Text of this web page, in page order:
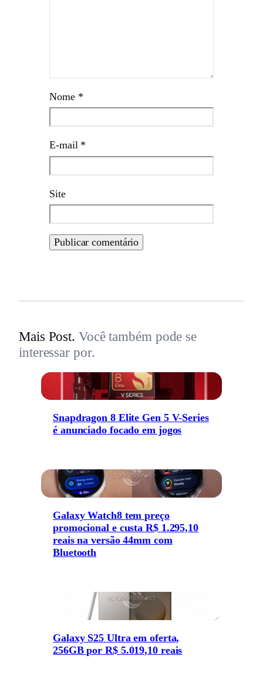
Nome *
E-mail *
Site
Mais Post. Você também pode se
interessar por.
Snapdragon 8 Elite Gen 5 V-Series
é anunciado focado em jogos
Galaxy Watch8 tem preço
promocional e custa R$ 1.295,10
reais na versão 44mm com
Bluetooth
Galaxy S25 Ultra em oferta,
256GB por R$ 5.019,10 reais